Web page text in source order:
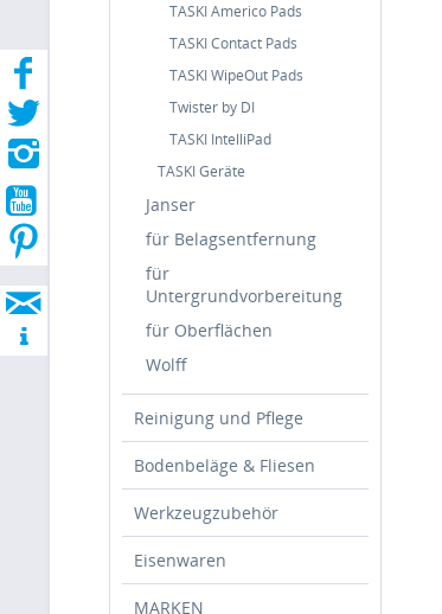
TASKI Americo Pads
TASKI Contact Pads
TASKI WipeOut Pads
Twister by DI
TASKI IntelliPad
TASKI Geräte
Janser
für Belagsentfernung
für
Untergrundvorbereitung
für Oberflächen
Wolff
Reinigung und Pflege
Bodenbeläge & Fliesen
Werkzeugzubehör
Eisenwaren
MARKEN